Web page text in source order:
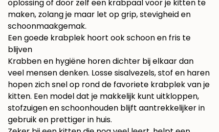
oplossing of door zelf een krabpaal voor je kitten te
maken, zolang je maar let op grip, stevigheid en
schoonmaakgemak.
Een goede krabplek hoort ook schoon en fris te
blijven
Krabben en hygiëne horen dichter bij elkaar dan
veel mensen denken. Losse sisalvezels, stof en haren
hopen zich snel op rond de favoriete krabplek van je
kitten. Een model dat je makkelijk kunt uitkloppen,
stofzuigen en schoonhouden blijft aantrekkelijker in
gebruik en prettiger in huis.